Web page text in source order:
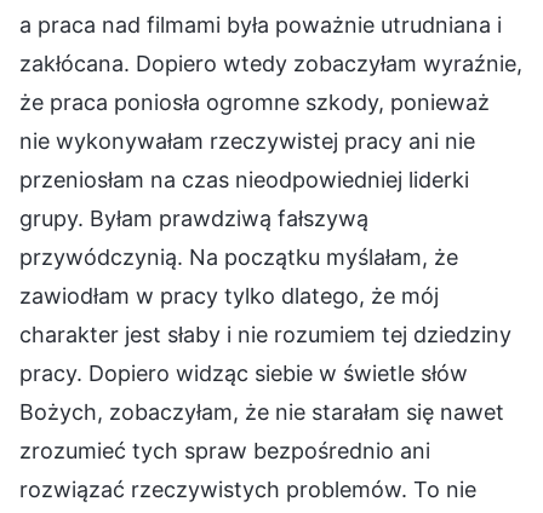
a praca nad filmami była poważnie utrudniana i
zakłócana. Dopiero wtedy zobaczyłam wyraźnie,
że praca poniosła ogromne szkody, ponieważ
nie wykonywałam rzeczywistej pracy ani nie
przeniosłam na czas nieodpowiedniej liderki
grupy. Byłam prawdziwą fałszywą
przywódczynią. Na początku myślałam, że
zawiodłam w pracy tylko dlatego, że mój
charakter jest słaby i nie rozumiem tej dziedziny
pracy. Dopiero widząc siebie w świetle słów
Bożych, zobaczyłam, że nie starałam się nawet
zrozumieć tych spraw bezpośrednio ani
rozwiązać rzeczywistych problemów. To nie